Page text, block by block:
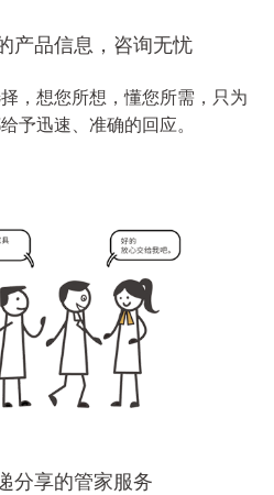
产品信息，咨询无忧
，想您所想，懂您所需，只为
予迅速、准确的回应。
分享的管家服务